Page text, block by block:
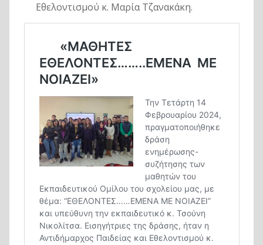
Εθελοντισμού κ. Μαρία Τζανακάκη.